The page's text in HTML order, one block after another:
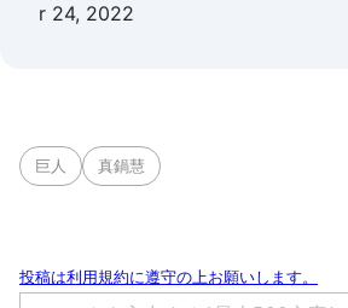
r 24, 2022
巨人 真鍋慧